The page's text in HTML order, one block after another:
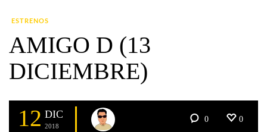
ESTRENOS
AMIGO D (13
DICIEMBRE)
12 DIC
2018
0 0